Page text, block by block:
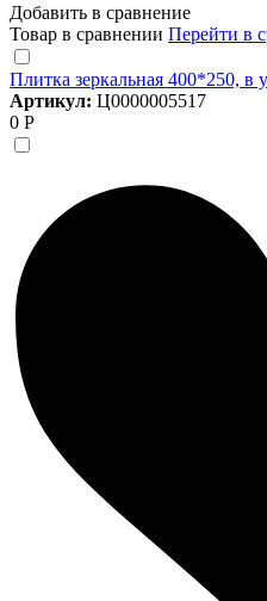
Добавить в сравнение
Товар в сравнении Перейти в
Плитка зеркальная 400*250, в
Артикул: Ц0000005517
0 Р